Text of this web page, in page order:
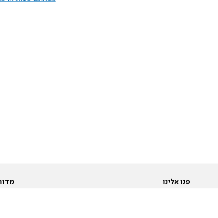
פנו אלינו